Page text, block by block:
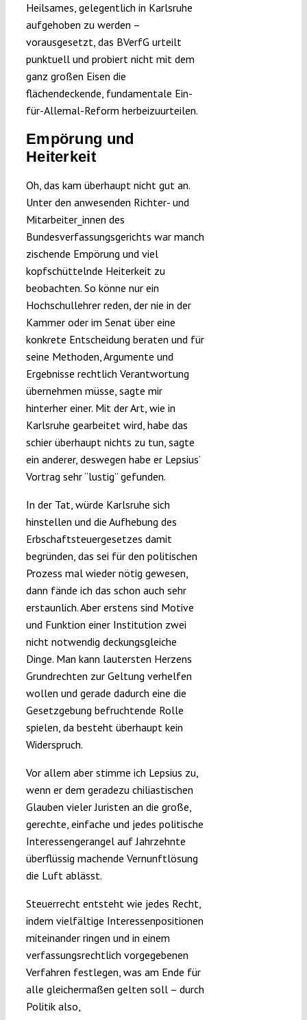
Heilsames, gelegentlich in Karlsruhe
aufgehoben zu werden –
vorausgesetzt, das BVerfG urteilt
punktuell und probiert nicht mit dem
ganz großen Eisen die
flächendeckende, fundamentale Ein-
für-Allemal-Reform herbeizuurteilen.
Empörung und
Heiterkeit
Oh, das kam überhaupt nicht gut an.
Unter den anwesenden Richter- und
Mitarbeiter_innen des
Bundesverfassungsgerichts war manch
zischende Empörung und viel
kopfschüttelnde Heiterkeit zu
beobachten. So könne nur ein
Hochschullehrer reden, der nie in der
Kammer oder im Senat über eine
konkrete Entscheidung beraten und für
seine Methoden, Argumente und
Ergebnisse rechtlich Verantwortung
übernehmen müsse, sagte mir
hinterher einer. Mit der Art, wie in
Karlsruhe gearbeitet wird, habe das
schier überhaupt nichts zu tun, sagte
ein anderer, deswegen habe er Lepsius’
Vortrag sehr “lustig” gefunden.
In der Tat, würde Karlsruhe sich
hinstellen und die Aufhebung des
Erbschaftsteuergesetzes damit
begründen, das sei für den politischen
Prozess mal wieder nötig gewesen,
dann fände ich das schon auch sehr
erstaunlich. Aber erstens sind Motive
und Funktion einer Institution zwei
nicht notwendig deckungsgleiche
Dinge. Man kann lautersten Herzens
Grundrechten zur Geltung verhelfen
wollen und gerade dadurch eine die
Gesetzgebung befruchtende Rolle
spielen, da besteht überhaupt kein
Widerspruch.
Vor allem aber stimme ich Lepsius zu,
wenn er dem geradezu chiliastischen
Glauben vieler Juristen an die große,
gerechte, einfache und jedes politische
Interessengerangel auf Jahrzehnte
überflüssig machende Vernunftlösung
die Luft ablässt.
Steuerrecht entsteht wie jedes Recht,
indem vielfältige Interessenpositionen
miteinander ringen und in einem
verfassungsrechtlich vorgegebenen
Verfahren festlegen, was am Ende für
alle gleichermaßen gelten soll – durch
Politik also,